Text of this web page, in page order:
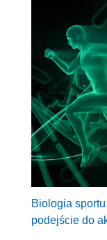
Biologia
podejście do